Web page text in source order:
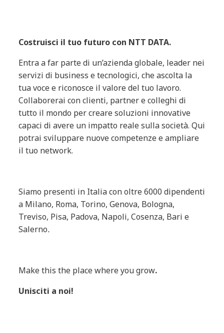
Costruisci il tuo futuro con NTT DATA.
Entra a far parte di un’azienda globale, leader nei
servizi di business e tecnologici, che ascolta la
tua voce e riconosce il valore del tuo lavoro.
Collaborerai con clienti, partner e colleghi di
tutto il mondo per creare soluzioni innovative
capaci di avere un impatto reale sulla società. Qui
potrai sviluppare nuove competenze e ampliare
il tuo network.
Siamo presenti in Italia con oltre 6000 dipendenti
a Milano, Roma, Torino, Genova, Bologna,
Treviso, Pisa, Padova, Napoli, Cosenza, Bari e
Salerno.
Make this the place where you grow.
Unisciti a noi!